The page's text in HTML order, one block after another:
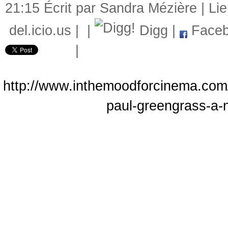
21:15 Écrit par Sandra Mézière |
del.icio.us
Digg
http://
paul-greengrass-